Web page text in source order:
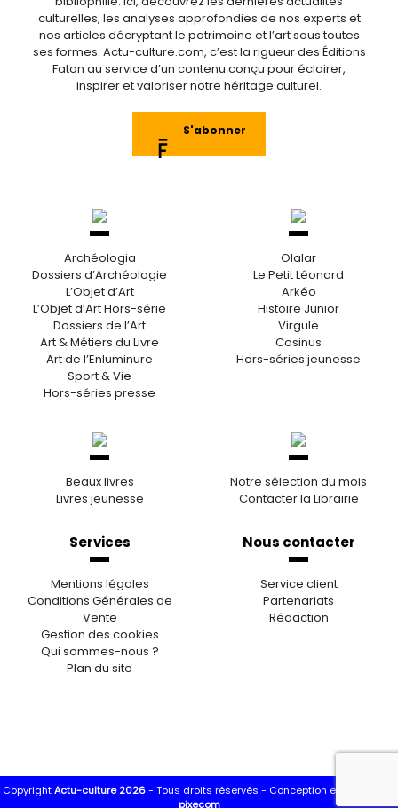
culturelles, les analyses approfondies de nos experts et
nos articles décryptant le patrimoine et l’art sous toutes
ses formes. Actu-culture.com, c’est la rigueur des Éditions
Faton au service d’un contenu conçu pour éclairer,
inspirer et valoriser notre héritage culturel.
S'abonner
Archéologia
Dossiers d’Archéologie
L’Objet d’Art
L’Objet d’Art Hors-série
Dossiers de l’Art
Art & Métiers du Livre
Art de l’Enluminure
Sport & Vie
Hors-séries presse
Olalar
Le Petit Léonard
Arkéo
Histoire Junior
Virgule
Cosinus
Hors-séries jeunesse
Beaux livres
Livres jeunesse
Notre sélection du mois
Contacter la Librairie
Services
Mentions légales
Conditions Générales de
Vente
Gestion des cookies
Qui sommes-nous ?
Plan du site
Nous contacter
Service client
Partenariats
Rédaction
CopyrightActu-culture 2026- Tous droits réservés - Conception et réalisation
pixecom